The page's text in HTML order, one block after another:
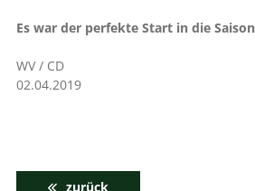
Es war der perfekte Start in die
WV / CD
02.04.2019
zurück